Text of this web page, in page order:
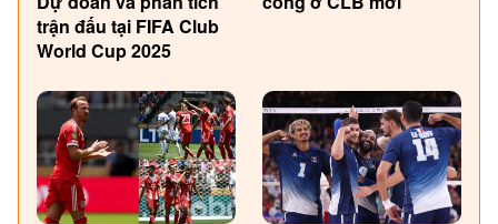
trận đấu tại FIFA Club
World Cup 2025